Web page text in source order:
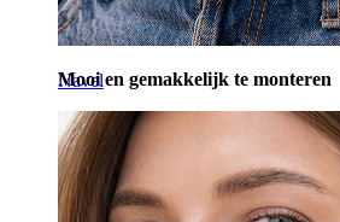
Navel
Mooi en gemakkelijk te monteren
Ik ben verliefd op dit soort sluiting,
vind het een oorbel die thuis hoort
van kleinere of grotere steentjes
Laura Geverifieerde aankoop